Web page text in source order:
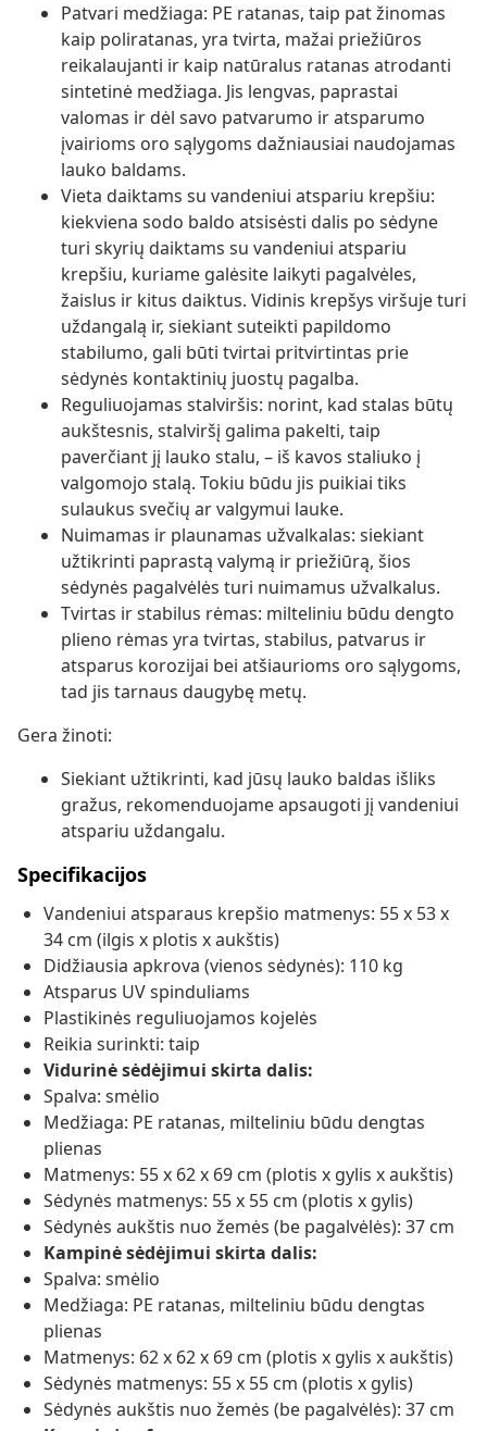
Patvari medžiaga: PE ratanas, taip pat žinomas
kaip poliratanas, yra tvirta, mažai priežiūros
reikalaujanti ir kaip natūralus ratanas atrodanti
sintetinė medžiaga. Jis lengvas, paprastai
valomas ir dėl savo patvarumo ir atsparumo
įvairioms oro sąlygoms dažniausiai naudojamas
lauko baldams.
Vieta daiktams su vandeniui atspariu krepšiu:
kiekviena sodo baldo atsisėsti dalis po sėdyne
turi skyrių daiktams su vandeniui atspariu
krepšiu, kuriame galėsite laikyti pagalvėles,
žaislus ir kitus daiktus. Vidinis krepšys viršuje turi
uždangalą ir, siekiant suteikti papildomo
stabilumo, gali būti tvirtai pritvirtintas prie
sėdynės kontaktinių juostų pagalba.
Reguliuojamas stalviršis: norint, kad stalas būtų
aukštesnis, stalviršį galima pakelti, taip
paverčiant jį lauko stalu, – iš kavos staliuko į
valgomojo stalą. Tokiu būdu jis puikiai tiks
sulaukus svečių ar valgymui lauke.
Nuimamas ir plaunamas užvalkalas: siekiant
užtikrinti paprastą valymą ir priežiūrą, šios
sėdynės pagalvėlės turi nuimamus užvalkalus.
Tvirtas ir stabilus rėmas: milteliniu būdu dengto
plieno rėmas yra tvirtas, stabilus, patvarus ir
atsparus korozijai bei atšiaurioms oro sąlygoms,
tad jis tarnaus daugybę metų.
Gera žinoti:
Siekiant užtikrinti, kad jūsų lauko baldas išliks
gražus, rekomenduojame apsaugoti jį vandeniui
atspariu uždangalu.
Specifikacijos
Vandeniui atsparaus krepšio matmenys: 55 x 53 x
34 cm (ilgis x plotis x aukštis)
Didžiausia apkrova (vienos sėdynės): 110 kg
Atsparus UV spinduliams
Plastikinės reguliuojamos kojelės
Reikia surinkti: taip
Vidurinė sėdėjimui skirta dalis:
Spalva: smėlio
Medžiaga: PE ratanas, milteliniu būdu dengtas
plienas
Matmenys: 55 x 62 x 69 cm (plotis x gylis x aukštis)
Sėdynės matmenys: 55 x 55 cm (plotis x gylis)
Sėdynės aukštis nuo žemės (be pagalvėlės): 37 cm
Kampinė sėdėjimui skirta dalis:
Spalva: smėlio
Medžiaga: PE ratanas, milteliniu būdu dengtas
plienas
Matmenys: 62 x 62 x 69 cm (plotis x gylis x aukštis)
Sėdynės matmenys: 55 x 55 cm (plotis x gylis)
Sėdynės aukštis nuo žemės (be pagalvėlės): 37 cm